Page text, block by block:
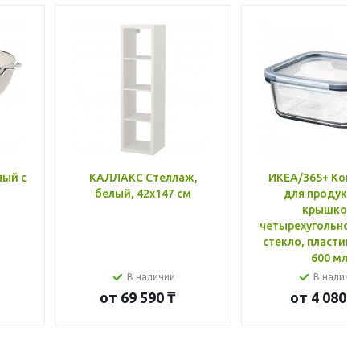
с
КАЛЛАКС Стеллаж,
белый, 42x147 см
В наличии
от 69 590 ₸
ИКЕА/365+
для
крышкой,
стекло, пластик
600 мл
В
от 4 080 ₸